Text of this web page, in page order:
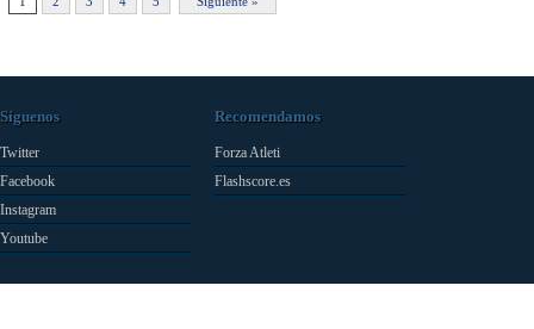
Síguenos
Twitter
Facebook
Instagram
Youtube
Recomendamos
Forza Atleti
Flashscore.es